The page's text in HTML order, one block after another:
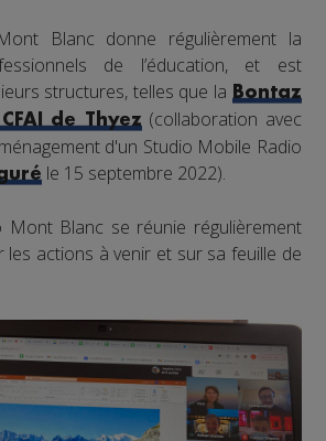
Blanc donne régulièrement la
de l’éducation, et est
structures, telles que la Bontaz
de Thyez(collaboration avec
d'un Studio Mobile Radio
le 15 septembre 2022).
Mont Blanc se réunie régulièrement
les actions à venir et sur sa feuille de